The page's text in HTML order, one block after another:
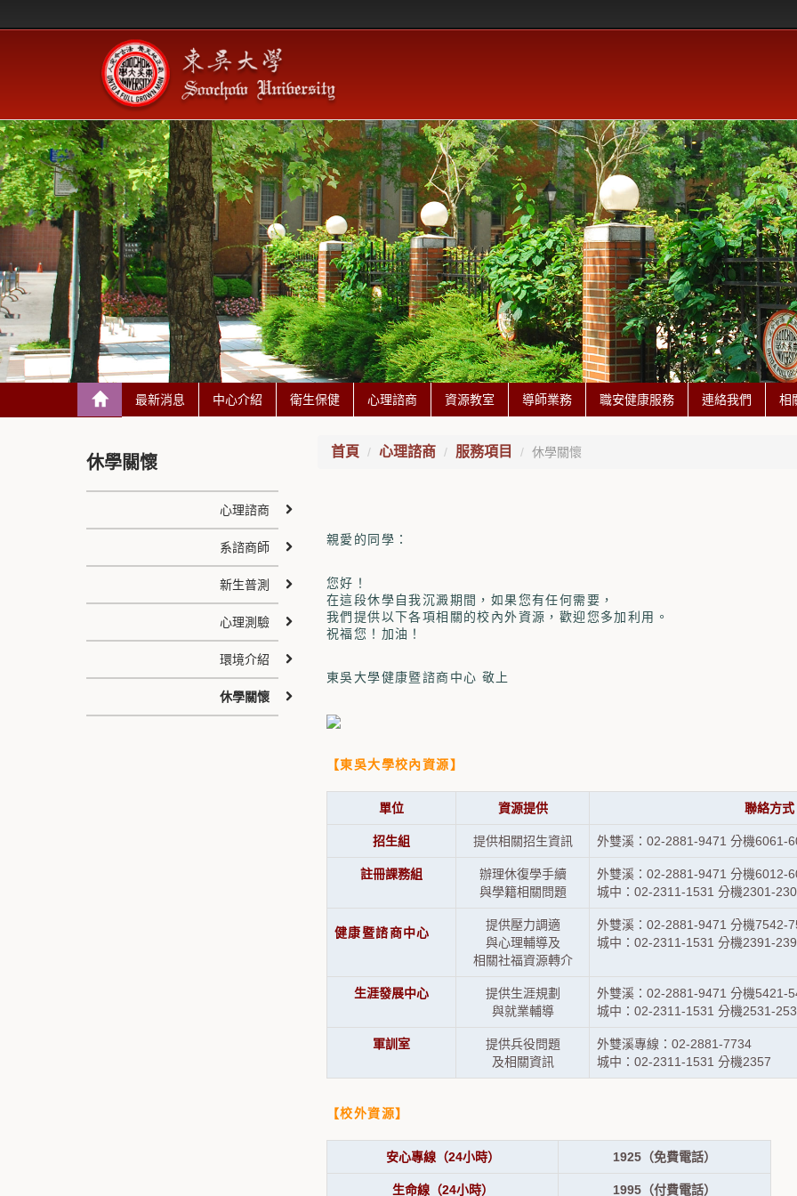
最新消息 中心介紹 衛生保健 心理諮商 資源教室 導師業務 職安健康服務 連絡我們 相
首頁 心理諮商 服務項目 休學關懷
親愛的同學：
您好！
在這段休學自我沉澱期間，如果您有任何需要，
我們提供以下各項相關的校內外資源，歡迎您多加利用。
祝福您！加油！
東吳大學健康暨諮商中心 敬上
【東吳大學校內資源】
單位 資源提供 聯絡方式
招生組 提供相關招生資訊 外雙溪：02-2881-9471 分機6061-
註冊課務組
辦理休復學手續
與學籍相關問題
外雙溪：02-2881-9471 分機6012-
城中：02-2311-1531 分機2301-
健康暨諮商中心
提供壓力調適
與心理輔導及
相關社福資源轉介
外雙溪：02-2881-9471 分機7542-
城中：02-2311-1531 分機2391-
生涯發展中心
提供生涯規劃
與就業輔導
外雙溪：02-2881-9471 分機5421-
城中：02-2311-1531 分機2531-
軍訓室
提供兵役問題
及相關資訊
外雙溪專線：02-2881-7734
城中：02-2311-1531 分機2357
【校外資源】
安心專線（24小時） 1925（免費電話）
生命線（24小時） 1995（付費電話）
休學關懷
心理諮商
系諮商師
新生普測
心理測驗
環境介紹
休學關懷